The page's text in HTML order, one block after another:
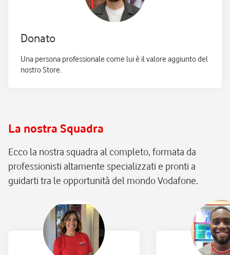
Donato
Una persona professionale come lui è il valore aggiunto del
nostro Store.
La nostra Squadra
Ecco la nostra squadra al completo, formata da
professionisti altamente specializzati e pronti a
guidarti tra le opportunità del mondo Vodafone.